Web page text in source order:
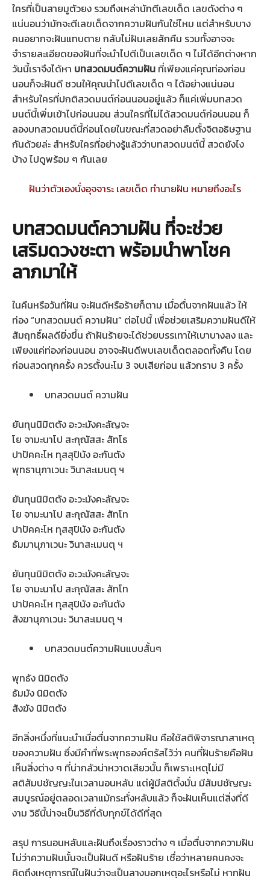
ใครที่เป็นสายมูตัวยง รวมถึงเหล่านักตีเลขเด็ด เลขดังต่าง ๆ
แน่นอนว่ามักจะตีเลขเด็ดจากความฝันกันใช่ไหม แต่สำหรับบาง
คนอยากจะฝันแทบตาย กลับไม่ฝันเลยสักคืน รวมทั้งอาจจะ
จำรายละเอียดของฝันที่จะนำไปตีเป็นเลขเด็ด ๆ ไม่ได้อีกต่างหาก
วันนี้เราจึงได้หา บทสวดมนต์ความฝัน ที่เพียงแค่คุณท่องก่อน
นอนก็จะฝันดี ชวนให้คุณนำไปตีเลขเด็ด ๆ ได้อย่างแน่นอน
สำหรับใครที่ปกติสวดมนต์ก่อนนอนอยู่แล้ว ก็แค่เพิ่มบทสวด
มนต์นี้เพิ่มเข้าไปก่อนนอน ส่วนใครที่ไม่ได้สวดมนต์ก่อนนอน ก็
ลองบทสวดมนต์นี้ก่อนโดยในขณะที่สวดอย่าลืมตั้งจิตอธิษฐาน
กันด้วยล่ะ สำหรับใครที่อย่างรู้แล้วว่าบทสวดมนต์นี้ สวดยังไง
บ้าง ไปดูพร้อม ๆ กันเลย
ฝันว่าตัวเองนั่งอุจจาระ เลขเด็ด ทำนายฝัน หมายถึงอะไร
บทสวดมนต์ความฝัน ที่จะช่วย
เสริมดวงชะตา พร้อมนำพาโชค
ลาภมาให้
ในคืนหรือวันที่ฝัน จะฝันดีหรือร้ายก็ตาม เมื่อตื่นจากฝันแล้ว ให้
ท่อง “บทสวดมนต์ ความฝัน” ต่อไปนี้ เพื่อช่วยเสริมความฝันดีให้
สัมฤทธิ์ผลดียิ่งขึ้น ถ้าฝันร้ายจะได้ช่วยบรรเทาให้เบาบางลง และ
เพียงแค่ท่องก่อนนอน อาจจะฝันดีพบเลขเด็ดตลอดทั้งคืน โดย
ก่อนสวดทุกครั้ง ควรตั้งนะโม 3 จบเสียก่อน แล้วกราบ 3 ครั้ง
บทสวดมนต์ ความฝัน
ยันทุนนิมิตตัง อะวะมังคะลัญจะ
โย จามะนาโป สะกุณัสสะ สัทโธ
ปาปัคคะโห ทุสสุปินัง อะกันตัง
พุทธานุภาเวนะ วินาสะเมนตุ ฯ
ยันทุนนิมิตตัง อะวะมังคะลัญจะ
โย จามะนาโป สะกุณัสสะ สัทโท
ปาปัคคะโห ทุสสุปินัง อะกันตัง
ธัมมานุภาเวนะ วินาสะเมนตุ ฯ
ยันทุนนิมิตตัง อะวะมังคะลัญจะ
โย จามะนาโป สะกุณัสสะ สัทโท
ปาปัคคะโห ทุสสุปินัง อะกันตัง
สังฆานุภาเวนะ วินาสะเมนตุ ฯ
บทสวดมนต์ความฝันแบบสั้นๆ
พุทธัง นิมิตตัง
ธัมมัง นิมิตตัง
สังฆัง นิมิตตัง
อีกสิ่งหนึ่งที่แนะนำเมื่อตื่นจากความฝัน คือใช้สติพิจารณาสาเหตุ
ของความฝัน ซึ่งมีคำที่พระพุทธองค์ตรัสไว้ว่า คนที่ฝันร้ายคือฝัน
เห็นสิ่งต่าง ๆ ที่น่ากลัวน่าหวาดเสียวนั้น ก็เพราะเหตุไม่มี
สติสัมปชัญญะในเวลานอนหลับ แต่ผู้มีสติตั้งมั่น มีสัมปชัญญะ
สมบูรณ์อยู่ตลอดเวลาแม้กระทั่งหลับแล้ว ก็จะฝันเห็นแต่สิ่งที่ดี
งาม วิธีนี้น่าจะเป็นวิธีที่ดับทุกข์ได้ดีที่สุด
สรุป การนอนหลับและฝันถึงเรื่องราวต่าง ๆ เมื่อตื่นจากความฝัน
ไม่ว่าความฝันนั้นจะเป็นฝันดี หรือฝันร้าย เชื่อว่าหลายคนคงจะ
คิดถึงเหตุการณ์ในฝันว่าจะเป็นลางบอกเหตุอะไรหรือไม่ หากฝัน